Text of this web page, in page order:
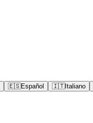
🇪🇸Español 🇮🇹Italiano